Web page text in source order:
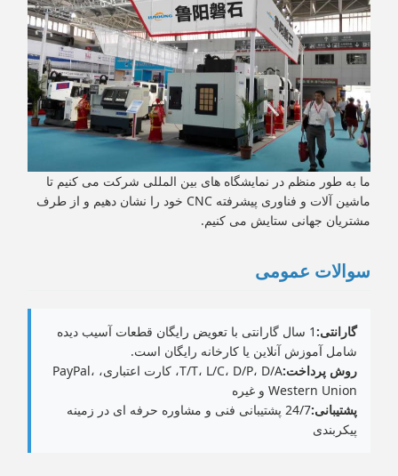
ما به طور منظم در نمایشگاه های بین المللی شرکت می کنیم تا
ماشین آلات و فناوری پیشرفته CNC خود را نشان دهیم و از طرف
مشتریان جهانی ستایش می کنیم.
سوالات عمومی
گارانتی:
1 سال گارانتی با تعویض رایگان قطعات آسیب دیده
شامل آموزش آنلاین یا کارخانه رایگان است.
روش پرداخت:
T/T، L/C، D/P، D/A، کارت اعتباری، PayPal،
Western Union و غیره
پشتیبانی:
24/7 پشتیبانی فنی و مشاوره حرفه ای در زمینه
پیکربندی